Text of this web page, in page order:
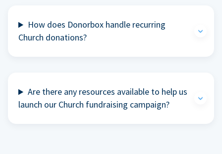
How does Donorbox handle recurring
Church donations?
Are there any resources available to help us
launch our Church fundraising campaign?